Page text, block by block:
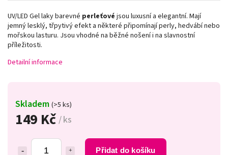
149 Kč / ks
Přidat do košíku
Skladem (>5 ks)
UV/LED Gel laky barevné perleťové jsou luxusní a elegantní. Mají
jemný lesklý, třpytivý efekt a některé připomínají perly, hedvábí nebo
mořskou lasturu. Jsou vhodné na běžné nošení i na slavnostní
příležitosti.
Detailní informace